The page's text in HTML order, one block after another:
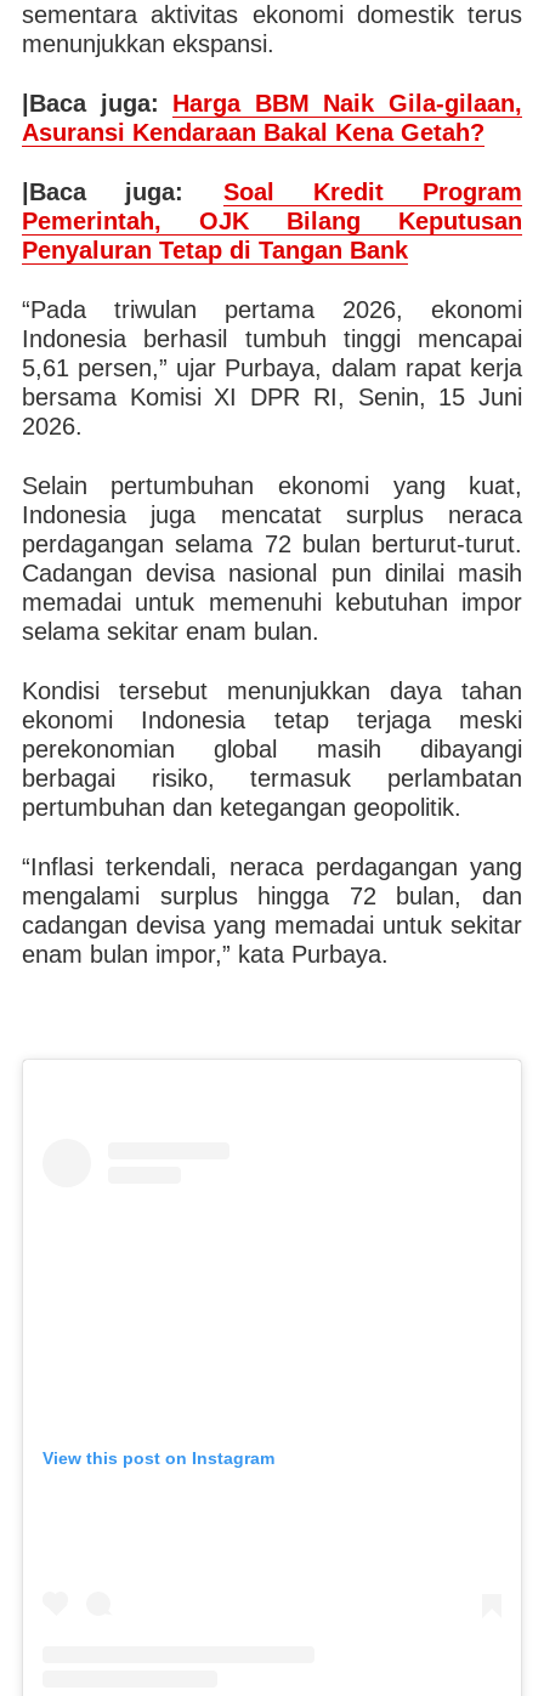
sementara aktivitas ekonomi domestik terus
menunjukkan ekspansi.
|Baca juga: Harga BBM Naik Gila-gilaan,
Asuransi Kendaraan Bakal Kena Getah?
|Baca juga: Soal Kredit Program
Pemerintah, OJK Bilang Keputusan
Penyaluran Tetap di Tangan Bank
“Pada triwulan pertama 2026, ekonomi
Indonesia berhasil tumbuh tinggi mencapai
5,61 persen,” ujar Purbaya, dalam rapat kerja
bersama Komisi XI DPR RI, Senin, 15 Juni
2026.
Selain pertumbuhan ekonomi yang kuat,
Indonesia juga mencatat surplus neraca
perdagangan selama 72 bulan berturut-turut.
Cadangan devisa nasional pun dinilai masih
memadai untuk memenuhi kebutuhan impor
selama sekitar enam bulan.
Kondisi tersebut menunjukkan daya tahan
ekonomi Indonesia tetap terjaga meski
perekonomian global masih dibayangi
berbagai risiko, termasuk perlambatan
pertumbuhan dan ketegangan geopolitik.
“Inflasi terkendali, neraca perdagangan yang
mengalami surplus hingga 72 bulan, dan
cadangan devisa yang memadai untuk sekitar
enam bulan impor,” kata Purbaya.
View this post on Instagram